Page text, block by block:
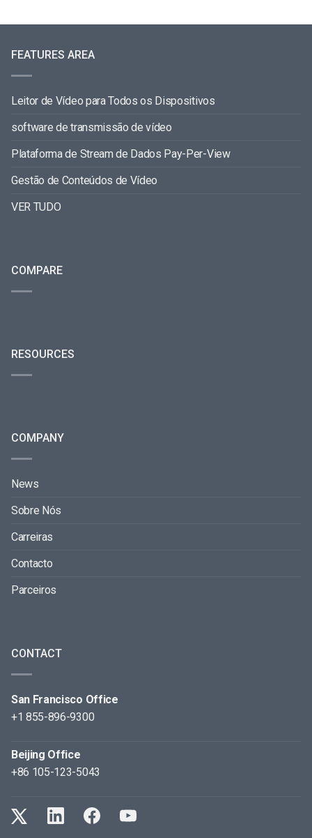
FEATURES AREA
Leitor de Vídeo para Todos os Dispositivos
software de transmissão de vídeo
Plataforma de Stream de Dados Pay-Per-View
Gestão de Conteúdos de Vídeo
VER TUDO
COMPARE
RESOURCES
COMPANY
News
Sobre Nós
Carreiras
Contacto
Parceiros
CONTACT
San Francisco Office
+1 855-896-9300
Beijing Office
+86 105-123-5043